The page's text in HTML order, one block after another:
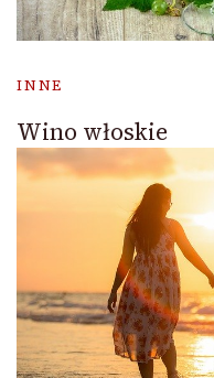
INNE
Wino włoskie